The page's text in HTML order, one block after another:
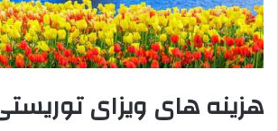
هزینه های ویزای